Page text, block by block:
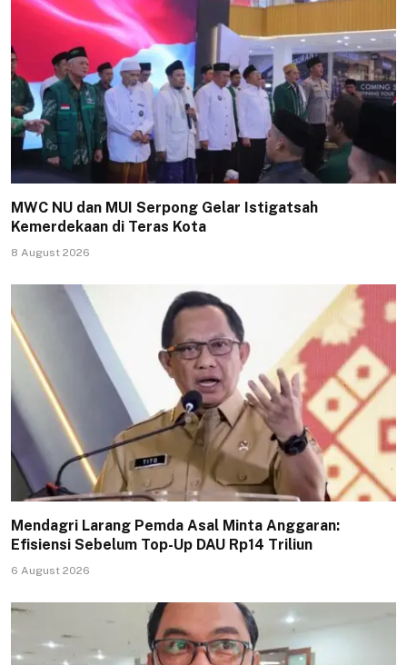
MWC NU dan MUI Serpong Gelar Istigatsah
Kemerdekaan di Teras Kota
8 August 2026
Mendagri Larang Pemda Asal Minta Anggaran:
Efisiensi Sebelum Top-Up DAU Rp14 Triliun
6 August 2026